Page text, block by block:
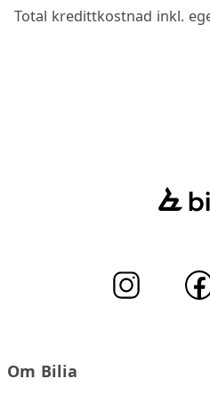
Total kredittkostnad inkl.
Om Bilia